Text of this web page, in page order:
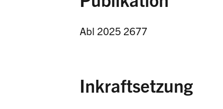
Abl 2025 2677
Inkraftsetzung